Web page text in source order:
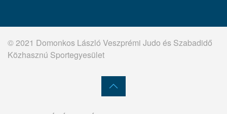
© 2021 Domonkos László Veszprémi Judo és Szabadidő
Közhasznú Sportegyesület